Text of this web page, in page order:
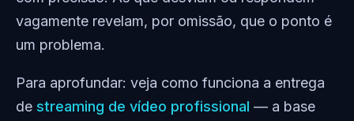
vagamente revelam, por omissão, que o ponto é
um problema.
Para aprofundar: veja como funciona a entrega
de streaming de vídeo profissional — a base